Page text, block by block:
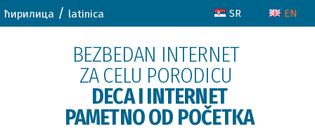
ћирилица / latinica SR EN
BEZBEDAN INTERNET
ZA CELU PORODICU
DECA I INTERNET
PAMETNO OD POČETKA